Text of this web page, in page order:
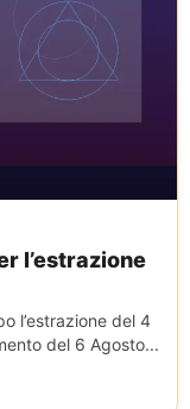
l’estrazione
l’estrazione del 4
del 6 Agosto...